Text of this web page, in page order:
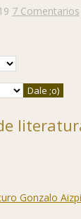
7 Comentarios